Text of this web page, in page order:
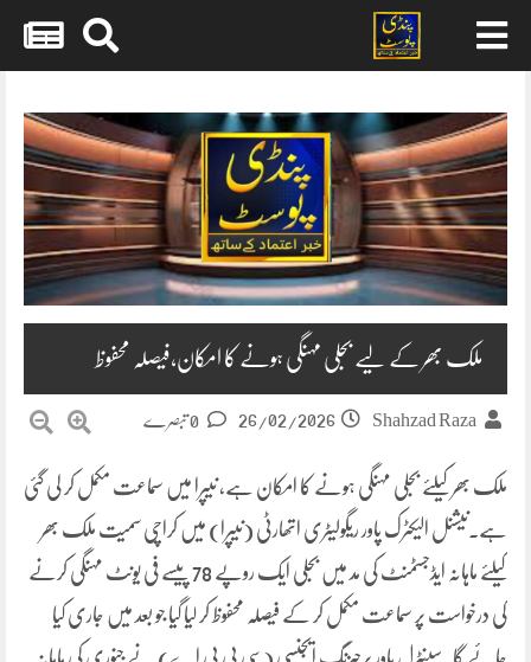
content
ملک بھر کے لیے بجلی مہنگی ہونے کا امکان،فیصلہ محفوظ
Shahzad Raza
26/02/2026
ملک بھر کیلئے بجلی مہنگی ہونے کا امکان ہے، نیپرا میں سماعت مکمل کر لی گئی
ہے۔نیشنل الیکٹرک پاور ریگولیٹری اتھارٹی (نیپرا) میں کراچی سمیت ملک بھر
کیلئے ماہانہ ایڈجسٹمنٹ کی مد میں بجلی ایک روپے 78 پیسے فی یونٹ مہنگی کرنے
کی درخواست پر سماعت مکمل کر کے فیصلہ محفوظ کر لیا گیا جو بعد میں جاری کیا
جائے گا۔سینٹرل پاور پرچیزنگ ایجنسی (سی پی پی اے) نے جنوری کی ماہانہ